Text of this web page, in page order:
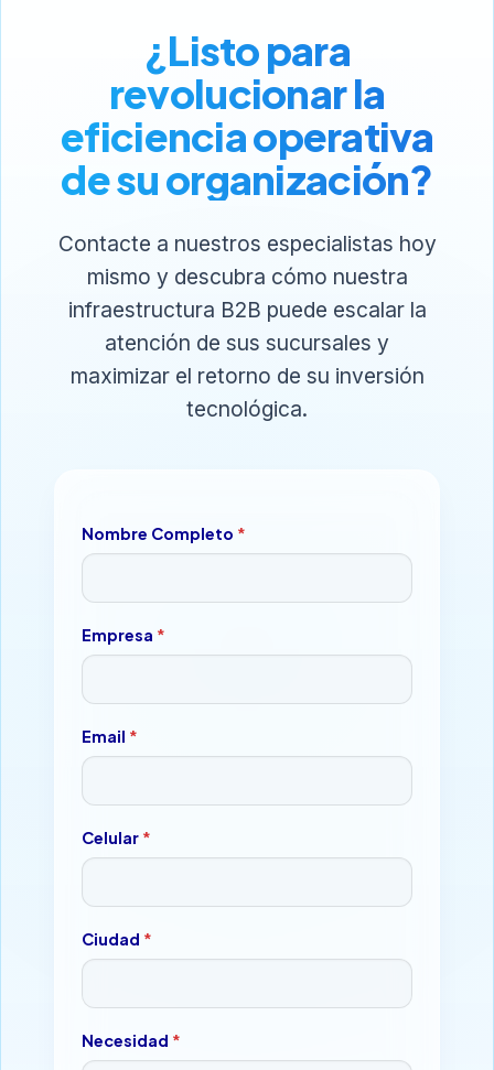
¿Listo para
revolucionar la
eficiencia operativa
de su organización?
Contacte a nuestros especialistas hoy
mismo y descubra cómo nuestra
infraestructura B2B puede escalar la
atención de sus sucursales y
maximizar el retorno de su inversión
tecnológica.
Nombre Completo *
Empresa *
Email *
*
C
l
l
a
Celular *
Ciudad *
Necesidad *